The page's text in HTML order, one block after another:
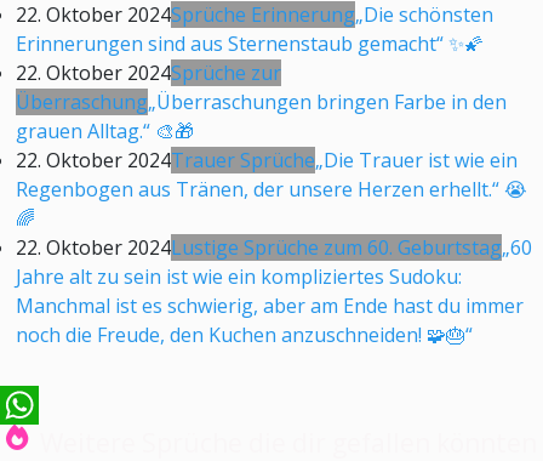
22. Oktober 2024Sprüche Erinnerung„Die schönsten
Erinnerungen sind aus Sternenstaub gemacht“ ✨🌠
22. Oktober 2024Sprüche zur
Überraschung„Überraschungen bringen Farbe in den
grauen Alltag.“ 🎨🎁
22. Oktober 2024Trauer Sprüche„Die Trauer ist wie ein
Regenbogen aus Tränen, der unsere Herzen erhellt.“ 😭
🌈
22. Oktober 2024Lustige Sprüche zum 60. Geburtstag„60
Jahre alt zu sein ist wie ein kompliziertes Sudoku:
Manchmal ist es schwierig, aber am Ende hast du immer
noch die Freude, den Kuchen anzuschneiden! 🧩🎂“
WhatsApp
Weitere Sprüche die dir gefallen könnten